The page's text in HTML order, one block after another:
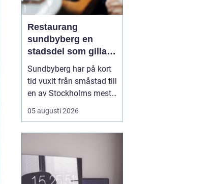
Restaurang
sundbyberg en
stadsdel som gillar
mat, sport och
spontana möten
Sundbyberg har på kort
tid vuxit från småstad till
en av Stockholms mest
levande knutpunkter.
Med nya bostäder,
också restauranglivet
tagit fart. Här blandas
kvarterskrogar, trendiga
05 augusti 2026